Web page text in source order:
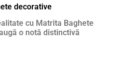
decorative
cu Matrita Baghete
o notă distinctivă